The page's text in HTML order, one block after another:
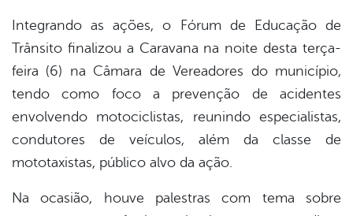
Integrando as ações, o Fórum de Educação de
Trânsito finalizou a Caravana na noite desta terça-
feira (6) na Câmara de Vereadores do município,
tendo como foco a prevenção de acidentes
envolvendo motociclistas, reunindo especialistas,
condutores de veículos, além da classe de
mototaxistas, público alvo da ação.
Na ocasião, houve palestras com tema sobre